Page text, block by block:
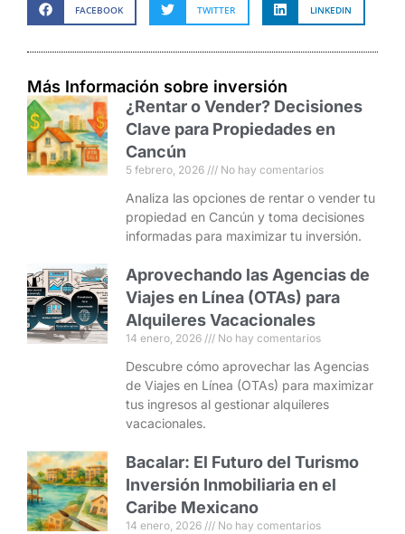
FACEBOOK TWITTER LINKEDIN
Más Información sobre inversión
¿Rentar o Vender? Decisiones
Clave para Propiedades en
Cancún
5 febrero, 2026 No hay comentarios
Analiza las opciones de rentar o vender tu
propiedad en Cancún y toma decisiones
informadas para maximizar tu inversión.
Aprovechando las Agencias de
Viajes en Línea (OTAs) para
Alquileres Vacacionales
14 enero, 2026 No hay comentarios
Descubre cómo aprovechar las Agencias
de Viajes en Línea (OTAs) para maximizar
tus ingresos al gestionar alquileres
vacacionales.
Bacalar: El Futuro del Turismo
Inversión Inmobiliaria en el
Caribe Mexicano
14 enero, 2026 No hay comentarios